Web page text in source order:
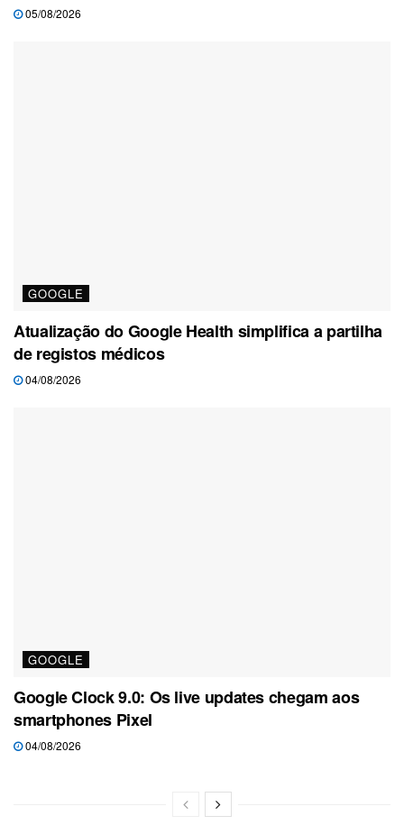
05/08/2026
GOOGLE
Atualização do Google Health simplifica a partilha
de registos médicos
04/08/2026
GOOGLE
Google Clock 9.0: Os live updates chegam aos
smartphones Pixel
04/08/2026